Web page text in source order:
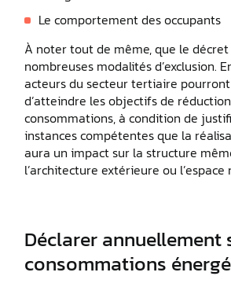
Le comportement des occupants
À noter tout de même, que le
nombreuses modalités d’exclusion.
acteurs du secteur tertiaire
d’atteindre les objectifs de
consommations, à condition de
instances compétentes que la
aura un impact sur la structure
l’architecture extérieure ou
Déclarer annuellement
consommations